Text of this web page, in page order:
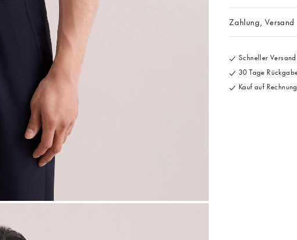
Zahlung,
Schneller
30 Tage
Kauf auf